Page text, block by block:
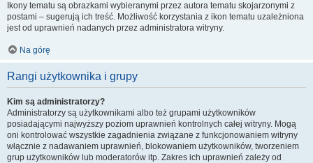
Ikony tematu są obrazkami wybieranymi przez autora tematu skojarzonymi z
postami – sugerują ich treść. Możliwość korzystania z ikon tematu uzależniona
jest od uprawnień nadanych przez administratora witryny.
Na górę
Rangi użytkownika i grupy
Kim są administratorzy?
Administratorzy są użytkownikami albo też grupami użytkowników
posiadającymi najwyższy poziom uprawnień kontrolnych całej witryny. Mogą
oni kontrolować wszystkie zagadnienia związane z funkcjonowaniem witryny
włącznie z nadawaniem uprawnień, blokowaniem użytkowników, tworzeniem
grup użytkowników lub moderatorów itp. Zakres ich uprawnień zależy od